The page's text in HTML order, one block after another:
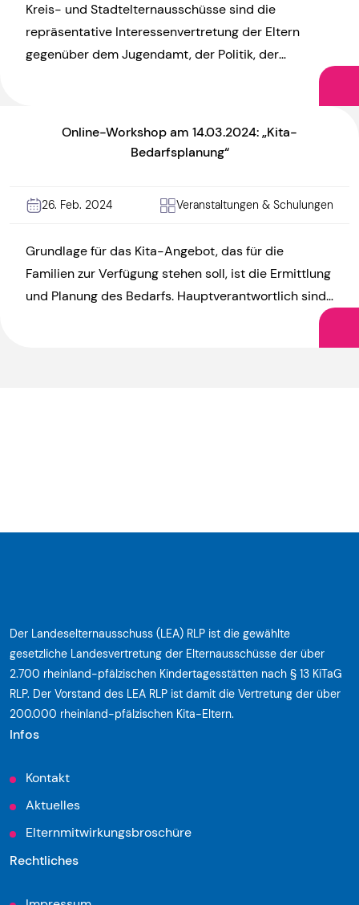
Kreis- und Stadtelternausschüsse sind die
repräsentative Interessenvertretung der Eltern
gegenüber dem Jugendamt, der Politik, der
Öffentlichkeit und sonstigen Akteur:innen. Aber wie
Online-Workshop am 14.03.2024: „Kita-
Bedarfsplanung“
26. Feb. 2024 Veranstaltungen & Schulungen
Grundlage für das Kita-Angebot, das für die
Familien zur Verfügung stehen soll, ist die Ermittlung
und Planung des Bedarfs. Hauptverantwortlich sind
Der Landeselternausschuss (LEA) RLP ist die gewählte
gesetzliche Landesvertretung der Elternausschüsse der über
2.700 rheinland-pfälzischen Kindertagesstätten nach § 13 KiTaG
RLP. Der Vorstand des LEA RLP ist damit die Vertretung der über
200.000 rheinland-pfälzischen Kita-Eltern.
Infos
Kontakt
Aktuelles
Elternmitwirkungsbroschüre
Rechtliches